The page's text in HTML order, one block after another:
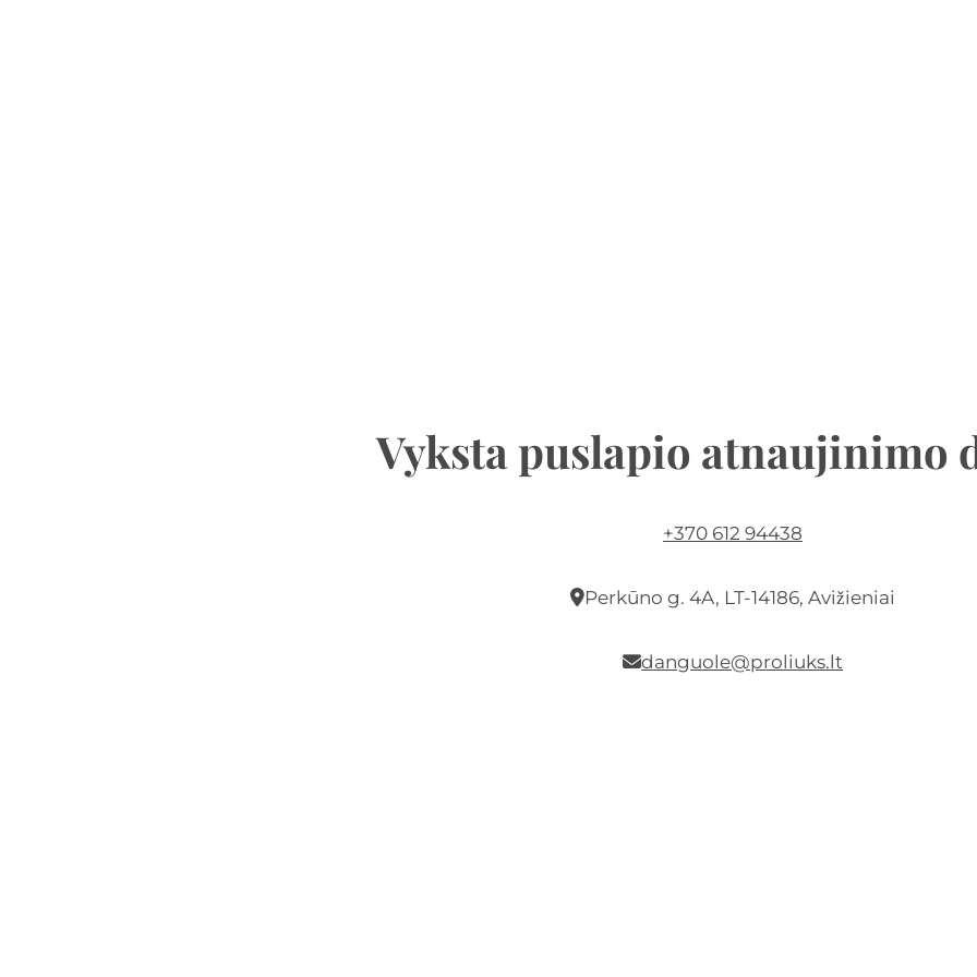
Vyksta puslapio atnaujinimo
+370 612 94438
Perkūno g. 4A, LT-14186, Avižieniai
danguole@proliuks.lt